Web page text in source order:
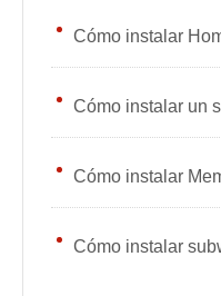
Cómo instalar
Cómo instalar un
Cómo instalar
Cómo instalar